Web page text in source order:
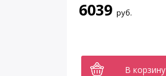
6039 руб.
В корзину